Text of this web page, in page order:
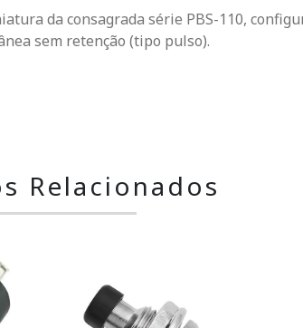
da consagrada série PBS-110,
sem retenção (tipo pulso).
Relacionados